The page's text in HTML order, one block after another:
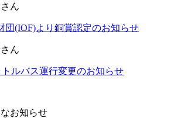
ん
団(IOF)より銅賞認定のお知らせ
ん
ルバス運行変更のお知らせ
お知らせ